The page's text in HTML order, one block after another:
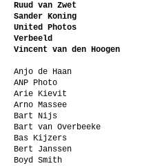
Ruud van Zwet
Sander Koning
United Photos
Verbeeld
Vincent van den Hoogen
Anjo de Haan
ANP Photo
Arie Kievit
Arno Massee
Bart Nijs
Bart van Overbeeke
Bas Kijzers
Bert Janssen
Boyd Smith